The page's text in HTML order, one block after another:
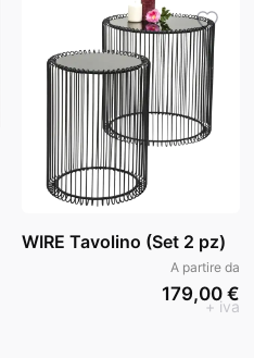
WIRE Tavolino (Set 2 pz)
A partire da
179,00 €
+ iva